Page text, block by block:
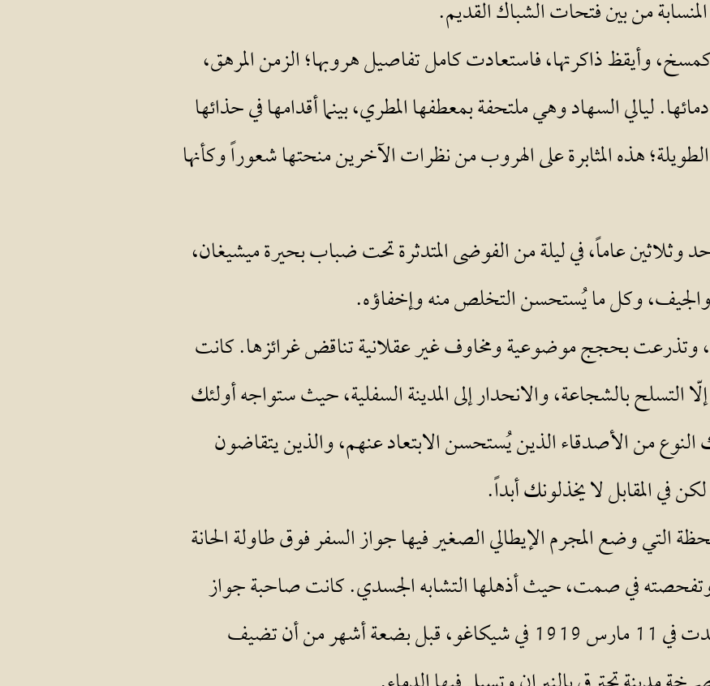
من بين فتحات الشباك القديم.
وأيقظ ذاكرتها، فاستعادت كامل تفاصيل هروبها؛ الزمن المرهق،
ليالي السهاد وهي ملتحفة بمعطفها المطري، بينما أقدامها في حذائها
هذه المثابرة على الهروب من نظرات الآخرين منحتها شعوراً وكأنها
وثلاثين عاماً، في ليلة من الفوضى المتدثرة تحت ضباب بحيرة ميشيغان،
وكل ما يُستحسن التخلص منه وإخفاؤه.
وتذرعت بحجج موضوعية ومخاوف غير عقلانية تناقض غرائزها. كانت
التسلح بالشجاعة، والانحدار إلى المدينة السفلية، حيث ستواجه أولئك
من الأصدقاء الذين يُستحسن الابتعاد عنهم، والذين يتقاضون
في المقابل لا يخذلونك أبداً.
التي وضع المجرم الإيطالي الصغير فيها جواز السفر فوق طاولة الحانة
وتفحصته في صمت، حيث أذهلها التشابه الجسدي. كانت صاحبة جواز
السفر تدعى «فيوليت لي». ولدت في 11 مارس 1919 في شيكاغو، قبل بضعة أشهر من أن تضيف